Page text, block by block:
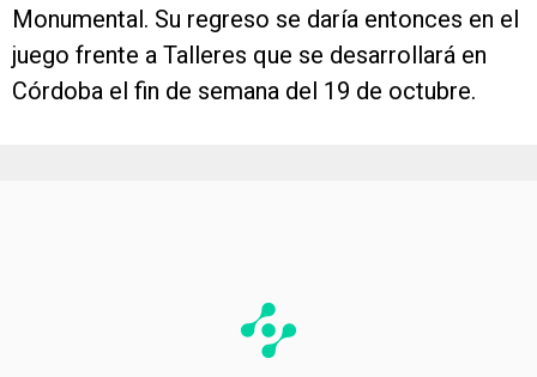
Monumental. Su regreso se daría entonces en el
juego frente a Talleres que se desarrollará en
Córdoba el fin de semana del 19 de octubre.